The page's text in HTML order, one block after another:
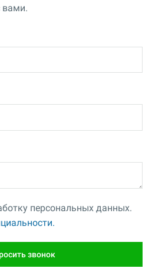
вами.
персональных данных.
звонок